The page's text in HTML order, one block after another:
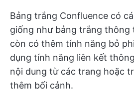
Bảng trắng Confluence có
giống như bảng trắng thông
còn có thêm tính năng bỏ
dụng tính năng liên kết
nội dung từ các trang hoặc
thêm bối cảnh.